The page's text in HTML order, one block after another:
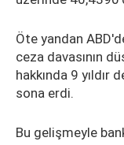
Öte yandan
ceza davasının
hakkında 9 yıldır
sona erdi.
Bu gelişmeyle